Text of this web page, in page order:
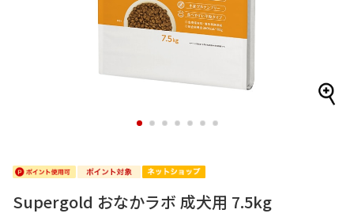
1 2 3 4 5 6 7
Supergold おなかラボ 成犬用 7.5kg